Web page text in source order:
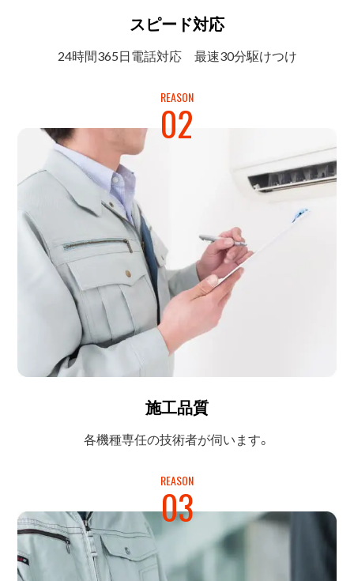
スピード対応
24時間365日電話対応 最速30分駆けつけ
REASON
02
施工品質
各機種専任の技術者が伺います。
REASON
03